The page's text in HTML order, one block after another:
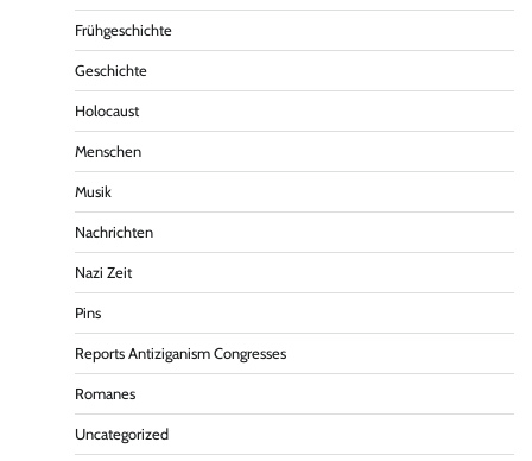
Frühgeschichte
Geschichte
Holocaust
Menschen
Musik
Nachrichten
Nazi Zeit
Pins
Reports Antiziganism Congresses
Romanes
Uncategorized